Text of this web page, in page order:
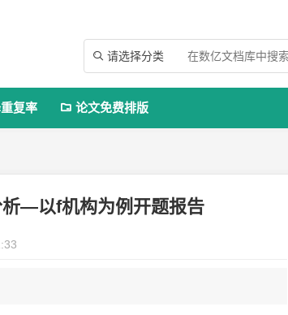
 请选择分类
复率  论文免费排版
—以f机构为例开题报告